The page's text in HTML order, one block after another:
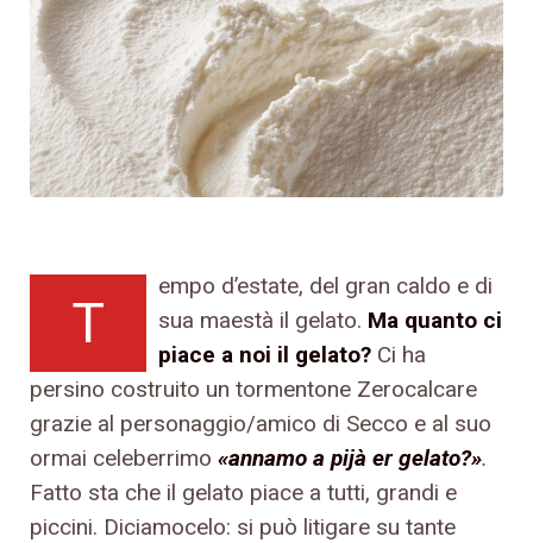
T
empo d’estate, del gran caldo e di
sua maestà il gelato. Ma quanto ci
piace a noi il gelato? Ci ha
persino costruito un tormentone Zerocalcare
grazie al personaggio/amico di Secco e al suo
ormai celeberrimo «annamo a pijà er gelato?».
Fatto sta che il gelato piace a tutti, grandi e
piccini. Diciamocelo: si può litigare su tante